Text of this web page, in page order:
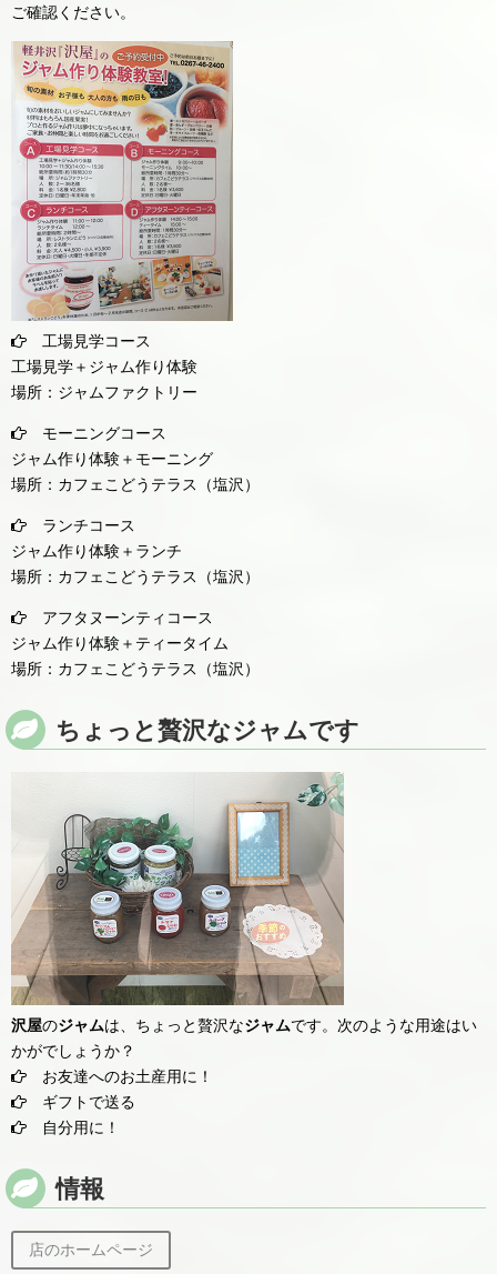
ご確認ください。
工場見学コース
工場見学＋ジャム作り体験
場所：ジャムファクトリー
モーニングコース
ジャム作り体験＋モーニング
場所：カフェこどうテラス（塩沢）
ランチコース
ジャム作り体験＋ランチ
場所：カフェこどうテラス（塩沢）
アフタヌーンティコース
ジャム作り体験＋ティータイム
場所：カフェこどうテラス（塩沢）
ちょっと贅沢なジャムです
沢屋のジャムは、ちょっと贅沢なジャムです。次のような用途はい
かがでしょうか？
お友達へのお土産用に！
ギフトで送る
自分用に！
情報
店のホームページ